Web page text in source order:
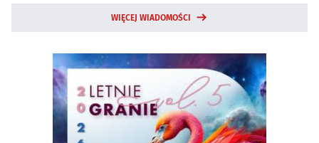
WIĘCEJ WIADOMOŚCI